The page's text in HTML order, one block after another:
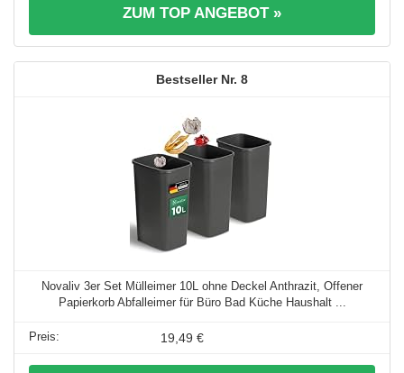
ZUM TOP ANGEBOT »
8
Novaliv 3er Set Mülleimer 10L ohne Deckel Anthrazit, Offener
Papierkorb Abfalleimer für Büro Bad Küche Haushalt ...
19,49 €